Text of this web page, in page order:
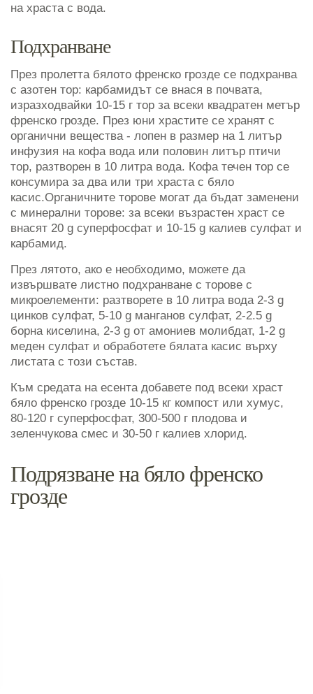
на храста с вода.
Подхранване
През пролетта бялото френско грозде се подхранва
с азотен тор: карбамидът се внася в почвата,
изразходвайки 10-15 г тор за всеки квадратен метър
френско грозде. През юни храстите се хранят с
органични вещества - лопен в размер на 1 литър
инфузия на кофа вода или половин литър птичи
тор, разтворен в 10 литра вода. Кофа течен тор се
консумира за два или три храста с бяло
касис.Органичните торове могат да бъдат заменени
с минерални торове: за всеки възрастен храст се
внасят 20 g суперфосфат и 10-15 g калиев сулфат и
карбамид.
През лятото, ако е необходимо, можете да
извършвате листно подхранване с торове с
микроелементи: разтворете в 10 литра вода 2-3 g
цинков сулфат, 5-10 g манганов сулфат, 2-2.5 g
борна киселина, 2-3 g от амониев молибдат, 1-2 g
меден сулфат и обработете бялата касис върху
листата с този състав.
Към средата на есента добавете под всеки храст
бяло френско грозде 10-15 кг компост или хумус,
80-120 г суперфосфат, 300-500 г плодова и
зеленчукова смес и 30-50 г калиев хлорид.
Подрязване на бяло френско
грозде